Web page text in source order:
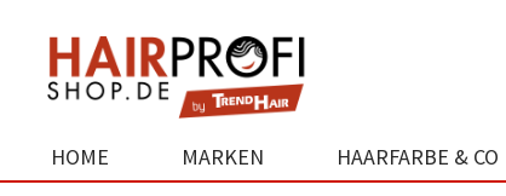
HOME MARKEN HAARFARBE & CO